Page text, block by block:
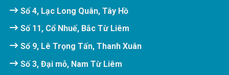
Số 4, Lạc Long Quân, Tây Hồ
Số 11, Cổ Nhuế, Bắc Từ Liêm
Số 9, Lê Trọng Tấn, Thanh Xuân
Số 3, Đại mỗ, Nam Từ Liêm